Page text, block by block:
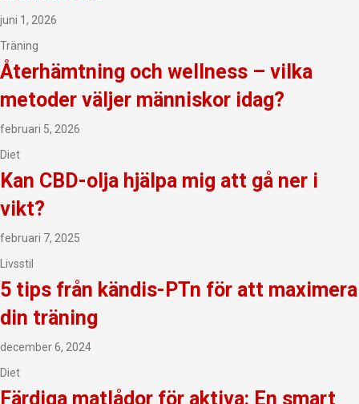
juni 1, 2026
Träning
Återhämtning och wellness – vilka
metoder väljer människor idag?
februari 5, 2026
Diet
Kan CBD-olja hjälpa mig att gå ner i
vikt?
februari 7, 2025
Livsstil
5 tips från kändis-PTn för att maximera
din träning
december 6, 2024
Diet
Färdiga matlådor för aktiva: En smart